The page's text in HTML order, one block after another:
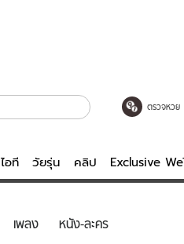
ตรวจหวย
ไอที วัยรุ่น คลิป Exclusive
บันเทิงครบรส
เพลง หนัง-ละคร